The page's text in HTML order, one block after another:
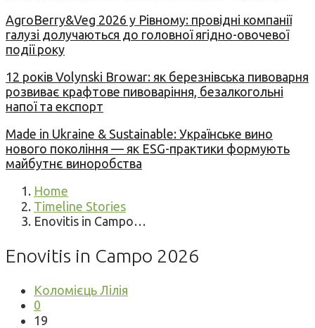
AgroBerry&Veg 2026 у Рівному: провідні компанії
галузі долучаються до головної ягідно-овочевої
події року
12 років Volynski Browar: як березнівська пивоварня
розвиває крафтове пивоваріння, безалкогольні
напої та експорт
Made in Ukraine & Sustainable: Українське вино
нового покоління — як ESG-практики формують
майбутнє виноробства
Home
Timeline Stories
Enovitis in Campo…
Enovitis in Campo 2026
Коломієць Лілія
0
19